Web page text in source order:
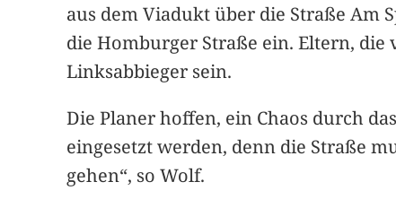
aus dem Viadukt über die Straße Am
die Homburger Straße ein. Eltern,
Linksabbieger sein.
Die Planer hoffen, ein Chaos durch
eingesetzt werden, denn die Straße
gehen“, so Wolf.